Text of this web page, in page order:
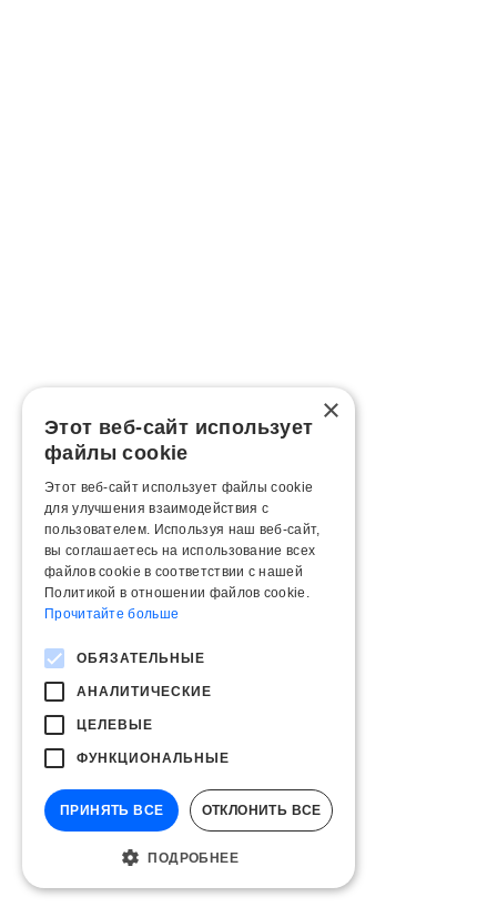
×
Этот веб-сайт использует
файлы cookie
Этот веб-сайт использует файлы cookie
для улучшения взаимодействия с
пользователем. Используя наш веб-сайт,
вы соглашаетесь на использование всех
файлов cookie в соответствии с нашей
Политикой в ​​отношении файлов cookie.
Прочитайте больше
ОБЯЗАТЕЛЬНЫЕ
АНАЛИТИЧЕСКИЕ
ЦЕЛЕВЫЕ
ФУНКЦИОНАЛЬНЫЕ
ПРИНЯТЬ ВСЕ ОТКЛОНИТЬ ВСЕ
ПОДРОБНЕЕ